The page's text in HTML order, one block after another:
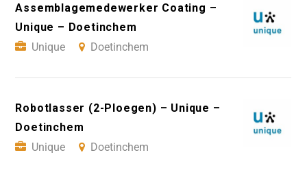
Assemblagemedewerker Coating –
Unique – Doetinchem
Unique
Doetinchem
Robotlasser (2-Ploegen) – Unique –
Doetinchem
Unique
Doetinchem